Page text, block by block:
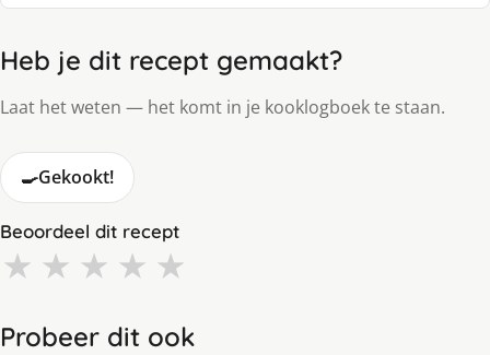
Heb je dit recept gemaakt?
Laat het weten — het komt in je kooklogboek te staan.
🍳Gekookt!
Beoordeel dit recept
★ ★ ★ ★ ★
Probeer dit ook